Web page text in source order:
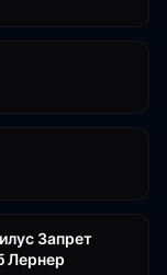
Запрет
Лернер